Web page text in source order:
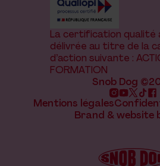
La certification qualité
délivrée au titre de la
d’action suivante :
FORMATION
Snob Dog
Mentions légales
Brand & website